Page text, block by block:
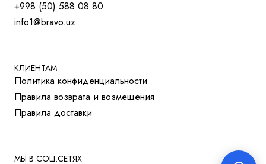
СТОЛЫ ДЛЯ МЕНЕДЖЕРОВ
СТОЛЫ ДЛЯ ПЕРЕГОВОРОВ
ШКАФЫ И ТУМБЫ
РЕШЕНИЯ ДЛЯ БИЗНЕСА
ДЛЯ ОТЕЛЕЙ
ДЛЯ УЧЕБНЫХ УЧРЕЖДЕНИЙ
+998 (50) 588 08 80
info1@bravo.uz
КЛИЕНТАМ
Политика конфиденциальности
Правила возврата и возмещения
Правила доставки
МЫ В СОЦ.СЕТЯХ